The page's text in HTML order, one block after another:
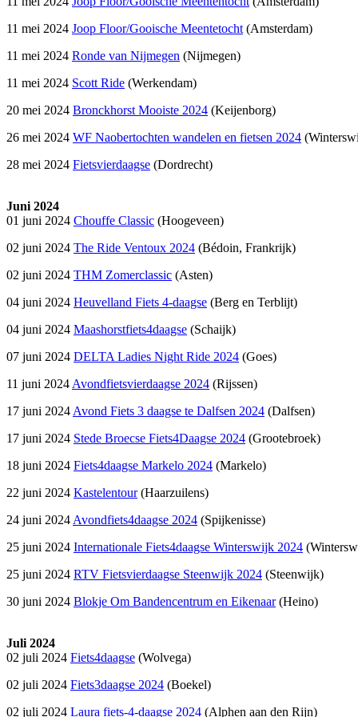
11 mei 2024 Joop Floor/Gooische Meentetocht (Amsterdam)
11 mei 2024 Ronde van Nijmegen (Nijmegen)
11 mei 2024 Scott Ride (Werkendam)
20 mei 2024 Bronckhorst Mooiste 2024 (Keijenborg)
26 mei 2024 WF Naobertochten wandelen en fietsen 2024
28 mei 2024 Fietsvierdaagse (Dordrecht)
Juni 2024
01 juni 2024 Chouffe Classic (Hoogeveen)
02 juni 2024 The Ride Ventoux 2024 (Bédoin, Frankrijk)
02 juni 2024 THM Zomerclassic (Asten)
04 juni 2024 Heuvelland Fiets 4-daagse (Berg en Terblijt)
04 juni 2024 Maashorstfiets4daagse (Schaijk)
07 juni 2024 DELTA Ladies Night Ride 2024 (Goes)
11 juni 2024 Avondfietsvierdaagse 2024 (Rijssen)
17 juni 2024 Avond Fiets 3 daagse te Dalfsen 2024 (Dalfsen)
17 juni 2024 Stede Broecse Fiets4Daagse 2024 (Grootebroek)
18 juni 2024 Fiets4daagse Markelo 2024 (Markelo)
22 juni 2024 Kastelentour(Haarzuilens)
24 juni 2024 Avondfiets4daagse 2024 (Spijkenisse)
25 juni 2024 Internationale Fiets4daagse Winterswijk 2024
25 juni 2024 RTV Fietsvierdaagse Steenwijk 2024 (Steenwijk)
30 juni 2024 Blokje Om Bandencentrum en Eikenaar(Heino)
Juli 2024
02 juli 2024 Fiets4daagse (Wolvega)
02 juli 2024 Fiets3daagse 2024 (Boekel)
02 juli 2024 Laura fiets-4-daagse 2024 (Alphen aan den Rijn)